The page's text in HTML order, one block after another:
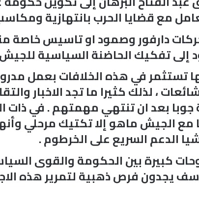
مع قضايا الحرب بانتهازية
دارفور وصمود او تاسيس خاصة
إلى تفكيك الحاضنة السياسية
تستثمر في هذه الخلافات بعمل
، لذلك كثيرا ما تجد الاخبار
جوبا بعد ان تنتهي مهمتهم . في ذات
الجيش ماهو إلا تكتيك مرحلي
الدعم السريع على الخرطوم .
كبيرة بين الحكومة والقوى
يجدون فرص ذهبية لتمرير هذه